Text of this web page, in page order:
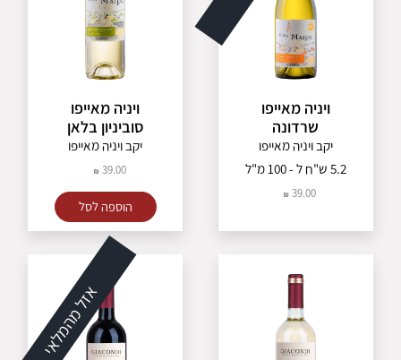
ויניה מאייפו
שרדונה
יקב ויניה מאייפו
5.2 ש"ח ל - 100 מ"ל
39.00
ויניה מאייפו
סוביניון בלאן
יקב ויניה מאייפו
39.00
הוספה לסל
אזל מהמלאי